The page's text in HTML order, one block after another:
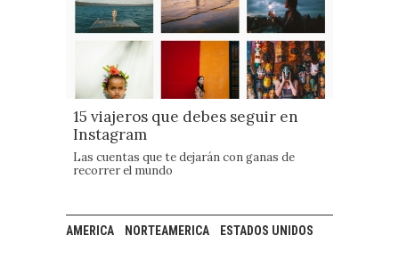
15 viajeros que debes seguir en
Instagram
Las cuentas que te dejarán con ganas de
recorrer el mundo
AMERICA NORTEAMERICA ESTADOS UNIDOS